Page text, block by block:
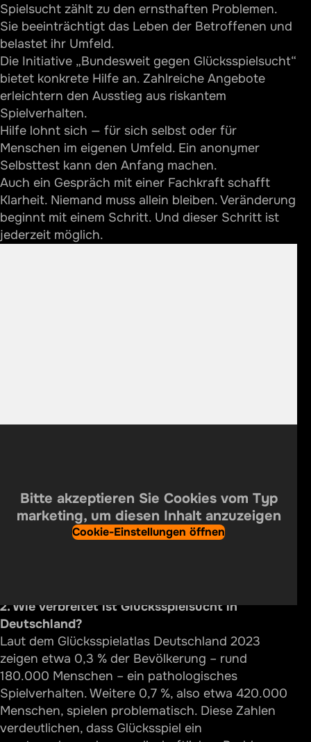
Spielsucht zählt zu den ernsthaften Problemen.
Sie beeinträchtigt das Leben der Betroffenen und
belastet ihr Umfeld.
Die Initiative „Bundesweit gegen Glücksspielsucht“
bietet konkrete Hilfe an. Zahlreiche Angebote
erleichtern den Ausstieg aus riskantem
Spielverhalten.
Hilfe lohnt sich — für sich selbst oder für
Menschen im eigenen Umfeld. Ein anonymer
Selbsttest kann den Anfang machen.
Auch ein Gespräch mit einer Fachkraft schafft
Klarheit. Niemand muss allein bleiben. Veränderung
beginnt mit einem Schritt. Und dieser Schritt ist
jederzeit möglich.
Bitte akzeptieren Sie Cookies vom Typ
marketing, um diesen Inhalt anzuzeigen
Cookie-Einstellungen öffnen
den Landeskoordinierungsstellen für
Glücksspielsucht in Deutschland getragen wird.
Diese Stellen arbeiten zusammen und bilden ein
2. Wie verbreitet ist Glücksspielsucht in
Deutschland?
Laut dem Glücksspielatlas Deutschland 2023
zeigen etwa 0,3 % der Bevölkerung – rund
180.000 Menschen – ein pathologisches
Spielverhalten. Weitere 0,7 %, also etwa 420.000
Menschen, spielen problematisch. Diese Zahlen
verdeutlichen, dass Glücksspiel ein